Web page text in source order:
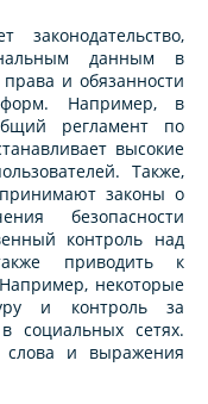
данным в
и обязанности
Например, в
регламент по
высокие
Также,
законы о
безопасности
контроль над
приводить к
некоторые
и контроль за
социальных сетях.
слова и выражения